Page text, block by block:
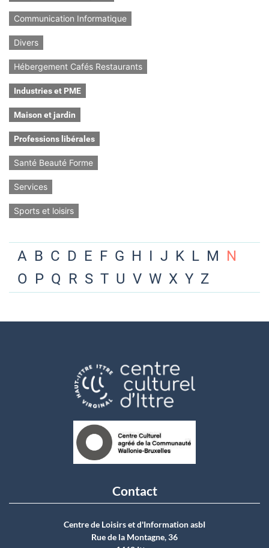
Communication Informatique
Divers
Hébergement Cafés Restaurants
Industries et PME
Maison et jardin
Professions libérales
Santé Beauté Forme
Services
Sports et loisirs
A B C D E F G H I J K L M N
O P Q R S T U V W X Y Z
Contact
Centre de Loisirs et d'Information asbI
Rue de la Montagne, 36